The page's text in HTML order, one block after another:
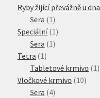
produkt
Ryby žijící převážně u dna
Sera 1 1
produkt
Speciální 1 1
Sera 1 1
Tetra 1 1
produkt
Tabletové krmivo 1 1
Vločkové krmivo 1010
Sera 44